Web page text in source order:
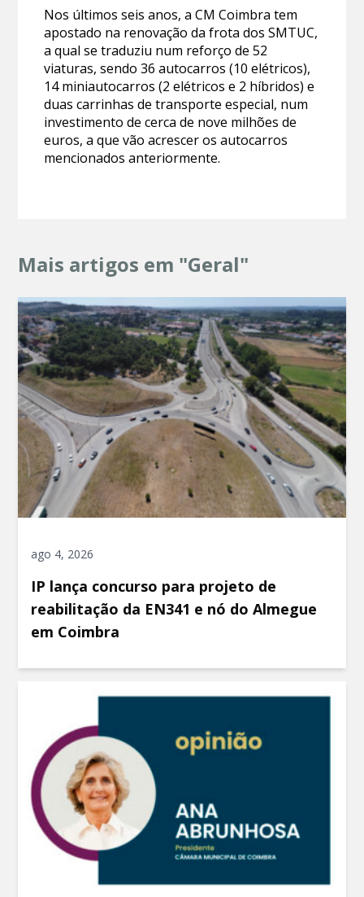
Nos últimos seis anos, a CM Coimbra tem
apostado na renovação da frota dos SMTUC,
a qual se traduziu num reforço de 52
viaturas, sendo 36 autocarros (10 elétricos),
14 miniautocarros (2 elétricos e 2 híbridos) e
duas carrinhas de transporte especial, num
investimento de cerca de nove milhões de
euros, a que vão acrescer os autocarros
mencionados anteriormente.
Mais artigos em "Geral"
ago 4, 2026
IP lança concurso para projeto de
reabilitação da EN341 e nó do Almegue
em Coimbra